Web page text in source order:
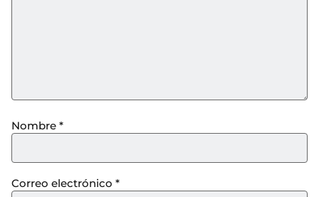
Nombre *
Correo electrónico *